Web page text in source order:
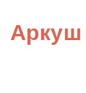
content
Аркуш